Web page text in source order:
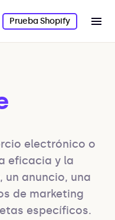
Prueba Shopify
electrónico o
eficacia y la
un anuncio, una
de marketing
específicos.